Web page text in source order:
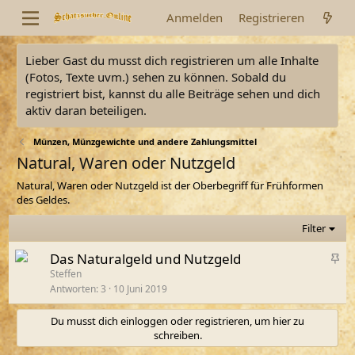
Anmelden Registrieren
Lieber Gast du musst dich registrieren um alle Inhalte
(Fotos, Texte uvm.) sehen zu können. Sobald du
registriert bist, kannst du alle Beiträge sehen und dich
aktiv daran beteiligen.
Münzen, Münzgewichte und andere Zahlungsmittel
Natural, Waren oder Nutzgeld
Natural, Waren oder Nutzgeld ist der Oberbegriff für Frühformen
des Geldes.
Filter
A
e
p
i
Das Naturalgeld und Nutzgeld
Steffen
Antworten 3 10 Juni 2019
Du musst dich einloggen oder registrieren, um hier zu
schreiben.